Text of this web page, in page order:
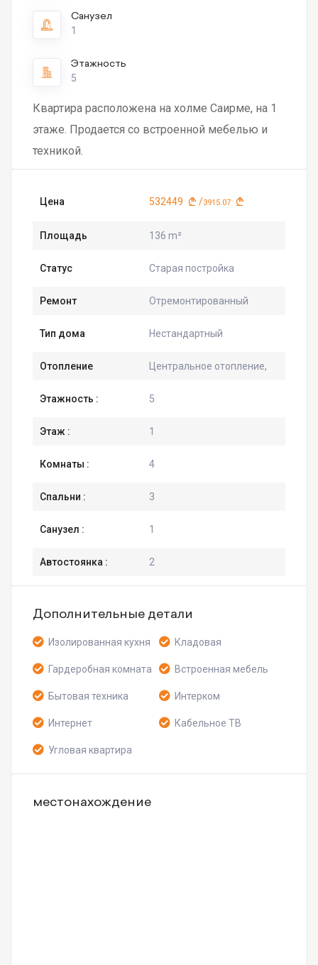
Санузел
1
Этажность
5
Квартира расположена на холме Саирме, на 1
этаже. Продается со встроенной мебелью и
техникой.
Цена 532449 /3915.07
Площадь 136 m²
Статус Старая постройка
Ремонт Отремонтированный
Тип дома Нестандартный
Отопление Центральное отопление,
Этажность : 5
Этаж : 1
Комнаты : 4
Спальни : 3
Санузел : 1
Автостоянка : 2
Дополнительные детали
Изолированная кухня Кладовая
Гардеробная комната Встроенная мебель
Бытовая техника Интерком
Интернет Кабельное ТВ
Угловая квартира
местонахождение